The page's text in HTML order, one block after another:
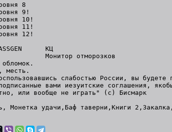
8
9!
10!
11!
12!
КЦ
Монитор отморозков
месть.
слабостью России, вы
вами иезуитские соглашения,
или вообще не играть" (с) Бисмарк
Монетка удачи,Баф таверни,Книги